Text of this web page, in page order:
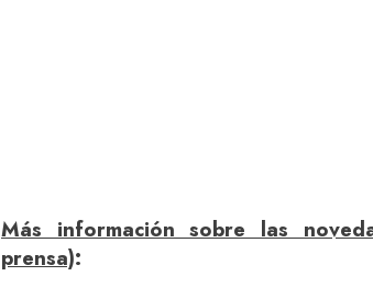
Más información sobre las
prensa):